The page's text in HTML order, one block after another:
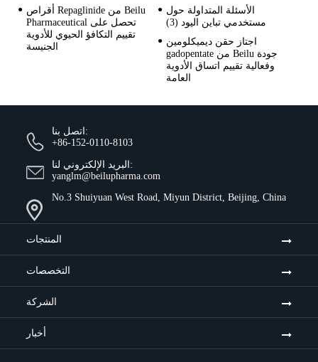
أقراص Repaglinide من Beilu
Pharmaceutical تحصل على
تقييم التكافؤ الحيوي للأدوية
الجنيسة
الأسئلة المتداولة حول
مستخدمي تباين اليود (3)
اجتاز حقن ديميكلومين
gadopentate من Beilu جودة
وفعالية تقييم اتساق الأدوية
العامة
اتصل بنا:
+86-152-0110-8103
البريد الإلكتروني لنا:
yanglm@beilupharma.com
No.3 Shuiyuan West Road, Miyun District, Beijing, China
المنتجات
التخصصات
الشركة
أخبار